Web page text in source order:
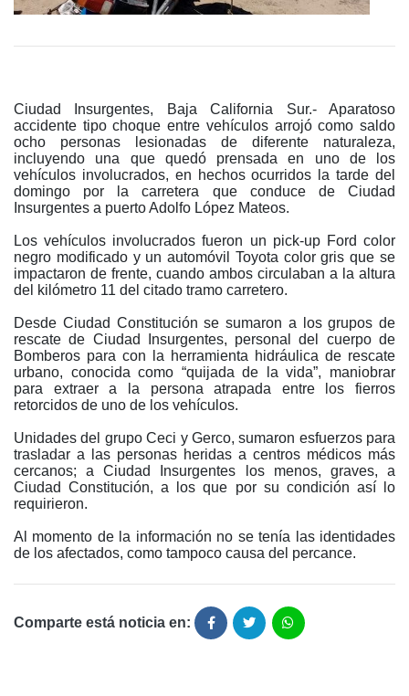
Ciudad Insurgentes, Baja California Sur.- Aparatoso
accidente tipo choque entre vehículos arrojó como saldo
ocho personas lesionadas de diferente naturaleza,
incluyendo una que quedó prensada en uno de los
vehículos involucrados, en hechos ocurridos la tarde del
domingo por la carretera que conduce de Ciudad
Insurgentes a puerto Adolfo López Mateos.
Los vehículos involucrados fueron un pick-up Ford color
negro modificado y un automóvil Toyota color gris que se
impactaron de frente, cuando ambos circulaban a la altura
del kilómetro 11 del citado tramo carretero.
Desde Ciudad Constitución se sumaron a los grupos de
rescate de Ciudad Insurgentes, personal del cuerpo de
Bomberos para con la herramienta hidráulica de rescate
urbano, conocida como “quijada de la vida”, maniobrar
para extraer a la persona atrapada entre los fierros
retorcidos de uno de los vehículos.
Unidades del grupo Ceci y Gerco, sumaron esfuerzos para
trasladar a las personas heridas a centros médicos más
cercanos; a Ciudad Insurgentes los menos, graves, a
Ciudad Constitución, a los que por su condición así lo
requirieron.
Al momento de la información no se tenía las identidades
de los afectados, como tampoco causa del percance.
Comparte está noticia en: